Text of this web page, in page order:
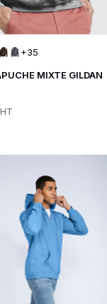
MIXTE GILDAN
+35